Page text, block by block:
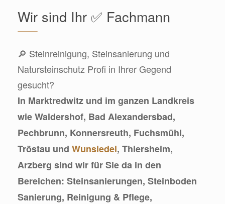
Wir sind Ihr ✅ Fachmann
🔎 Steinreinigung, Steinsanierung und
Natursteinschutz Profi in Ihrer Gegend
gesucht?
In Marktredwitz und im ganzen Landkreis
wie Waldershof, Bad Alexandersbad,
Pechbrunn, Konnersreuth, Fuchsmühl,
Tröstau und Wunsiedel, Thiersheim,
Arzberg sind wir für Sie da in den
Bereichen: Steinsanierungen, Steinboden
Sanierung, Reinigung & Pflege,